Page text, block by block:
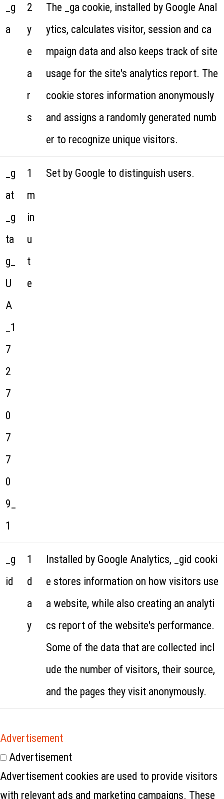
_g
a
2
y
e
a
r
s
The _ga cookie, installed by Google Anal
ytics, calculates visitor, session and ca
mpaign data and also keeps track of site
usage for the site's analytics report. The
cookie stores information anonymously
and assigns a randomly generated numb
er to recognize unique visitors.
_g
at
_g
ta
g_
U
A
_1
7
2
7
0
7
7
0
9_
1
1
m
in
u
t
e
Set by Google to distinguish users.
_g
id
1
d
a
y
Installed by Google Analytics, _gid cooki
e stores information on how visitors use
a website, while also creating an analyti
cs report of the website's performance.
Some of the data that are collected incl
ude the number of visitors, their source,
and the pages they visit anonymously.
Advertisement
Advertisement
Advertisement cookies are used to provide visitors
with relevant ads and marketing campaigns. These